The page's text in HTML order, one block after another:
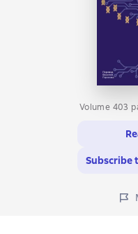
Volume 403
Subscribe